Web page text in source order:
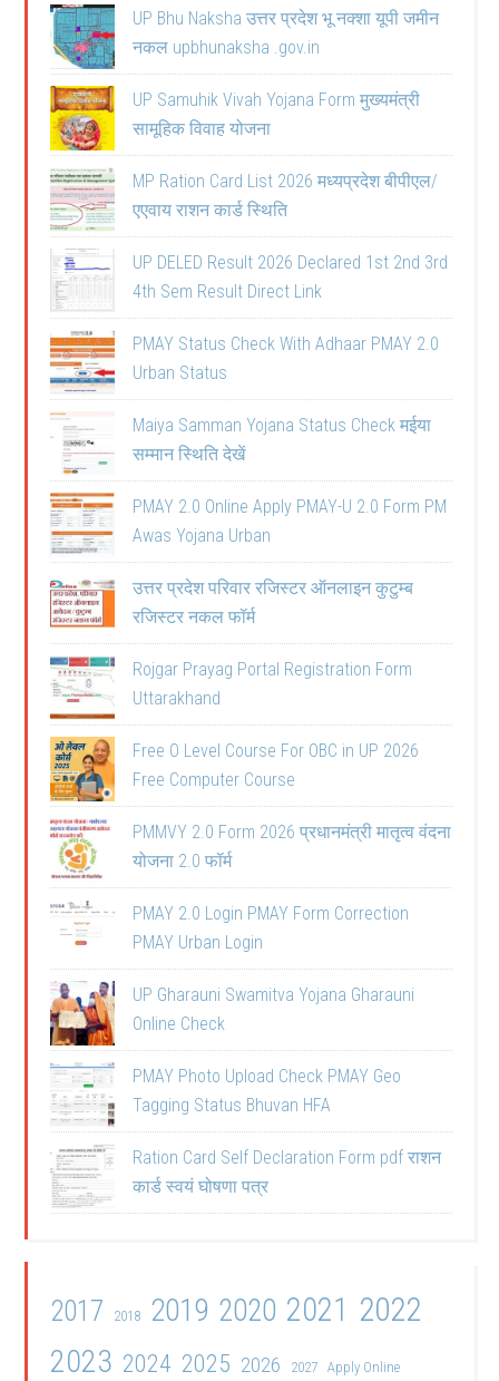
UP Bhu Naksha उत्तर प्रदेश भू नक्शा यूपी जमीन
नकल upbhunaksha .gov.in
UP Samuhik Vivah Yojana Form मुख्यमंत्री
सामूहिक विवाह योजना
MP Ration Card List 2026 मध्यप्रदेश बीपीएल/
एएवाय राशन कार्ड स्थिति
UP DELED Result 2026 Declared 1st 2nd 3rd
4th Sem Result Direct Link
PMAY Status Check With Adhaar PMAY 2.0
Urban Status
Maiya Samman Yojana Status Check मईया
सम्मान स्थिति देखें
PMAY 2.0 Online Apply PMAY-U 2.0 Form PM
Awas Yojana Urban
उत्तर प्रदेश परिवार रजिस्टर ऑनलाइन कुटुम्ब
रजिस्टर नकल फॉर्म
Rojgar Prayag Portal Registration Form
Uttarakhand
Free O Level Course For OBC in UP 2026
Free Computer Course
PMMVY 2.0 Form 2026 प्रधानमंत्री मातृत्व वंदना
योजना 2.0 फॉर्म
PMAY 2.0 Login PMAY Form Correction
PMAY Urban Login
UP Gharauni Swamitva Yojana Gharauni
Online Check
PMAY Photo Upload Check PMAY Geo
Tagging Status Bhuvan HFA
Ration Card Self Declaration Form pdf राशन
कार्ड स्वयं घोषणा पत्र
2017 2018 2019 2020 2021 2022
2023 2024 2025 2026 2027 Apply Online